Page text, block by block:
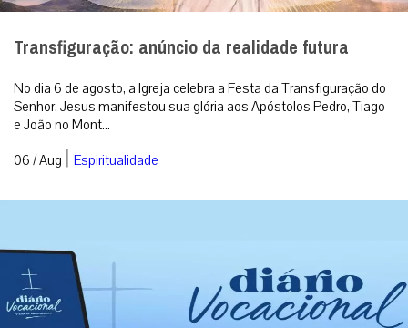
Transfiguração: anúncio da realidade futura
No dia 6 de agosto, a Igreja celebra a Festa da Transfiguração do
Senhor. Jesus manifestou sua glória aos Apóstolos Pedro, Tiago
e João no Mont...
06 / Aug | Espiritualidade